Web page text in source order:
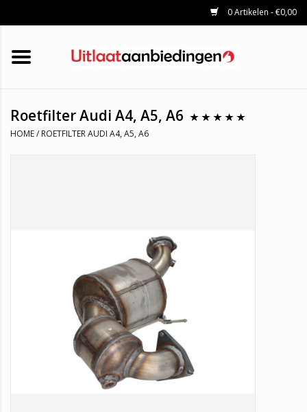
0 Artikelen - €0,00
HOME
KATALYSATOREN
UNIVERSELE UITLAATDELEN
Roetfilter Audi A4, A5, A6
HOME/ ROETFILTER AUDI A4, A5, A6